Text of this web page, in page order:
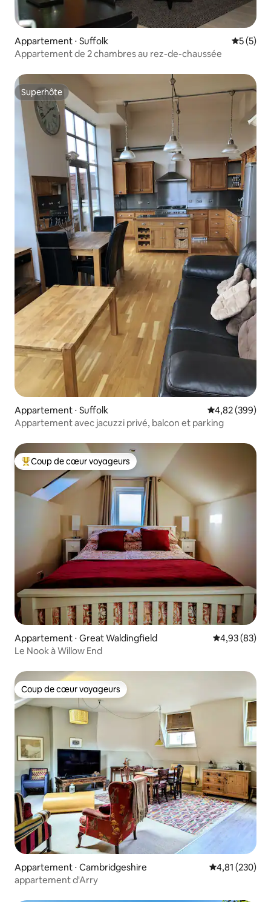
Appartement ⋅ Suffolk
5 (5)
Appartement de 2 chambres au rez-de-chaussée
Superhôte
Superhôte
Appartement ⋅ Suffolk Évaluation
4,82 (399)
Appartement avec jacuzzi privé, balcon et parking
Coups de cœur voyageurs les plus appréciés
Coup de cœur voyageurs
Appartement ⋅ Great Waldingfield Évaluation
4,93 (83)
Le Nook à Willow End
Coup de cœur voyageurs
Coup de cœur voyageurs
Appartement ⋅ Cambridgeshire Évaluation
4,81 (230)
appartement d'Arry